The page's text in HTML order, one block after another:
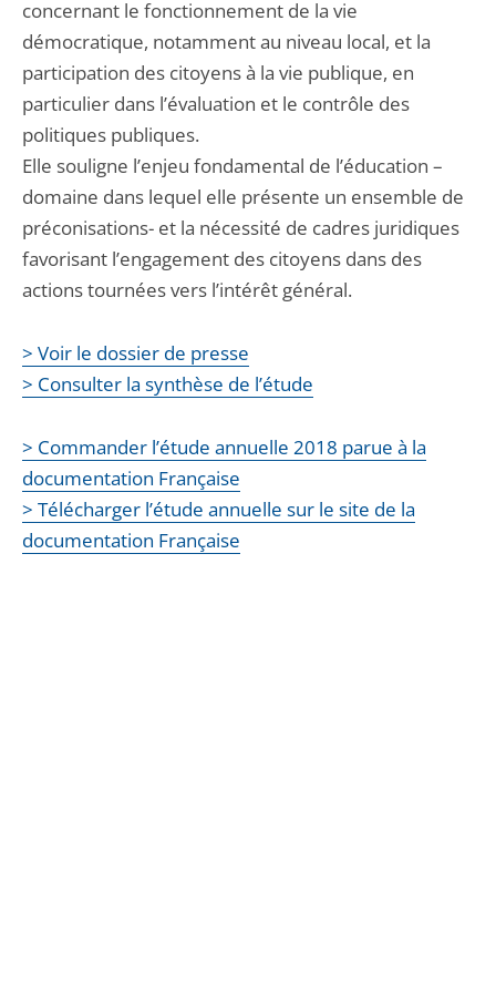
concernant le fonctionnement de la vie
démocratique, notamment au niveau local, et la
participation des citoyens à la vie publique, en
particulier dans l’évaluation et le contrôle des
politiques publiques.
Elle souligne l’enjeu fondamental de l’éducation –
domaine dans lequel elle présente un ensemble de
préconisations- et la nécessité de cadres juridiques
favorisant l’engagement des citoyens dans des
actions tournées vers l’intérêt général.
> Voir le dossier de presse
> Consulter la synthèse de l’étude
> Commander l’étude annuelle 2018 parue à la
documentation Française
> Télécharger l’étude annuelle sur le site de la
documentation Française